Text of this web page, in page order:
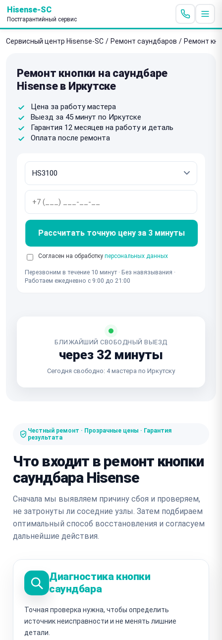
Hisense-SC
Постгарантийный сервис
Сервисный центр Hisense-SC / Ремонт саундбаров / Ремонт
Ремонт кнопки на саундбаре
Hisense в Иркутске
Цена за работу мастера
Выезд за 45 минут по Иркутске
Гарантия 12 месяцев на работу и деталь
Оплата после ремонта
Рассчитать точную цену за 3 минуты
Согласен на обработку персональных данных
Перезвоним в течение 10 минут · Без навязывания ·
Работаем ежедневно с 9:00 до 21:00
БЛИЖАЙШИЙ СВОБОДНЫЙ ВЫЕЗД
через 32 минуты
Сегодня свободно: 4 мастера по Иркутску
Честный ремонт · Прозрачные цены · Гарантия
результата
Что входит в ремонт кнопки
саундбара Hisense
Сначала мы выявляем причину сбоя и проверяем,
не затронуты ли соседние узлы. Затем подбираем
оптимальный способ восстановления и согласуем
дальнейшие действия.
Диагностика кнопки
саундбара
Точная проверка нужна, чтобы определить
источник неисправности и не менять лишние
детали.